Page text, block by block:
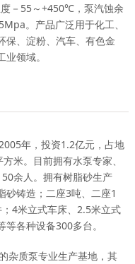
－55～+450℃，泵汽蚀余
。产品广泛用于化工、
保、淀粉、汽车、有色金
领域。
年，投资1.2亿元，占地
米。目前拥有水泵专家、
余人。拥有树脂砂生产
砂铸造；二座3吨、二座1
4米立式车床、2.5米立式
各种设备300多台。
杂质泵专业生产基地，其